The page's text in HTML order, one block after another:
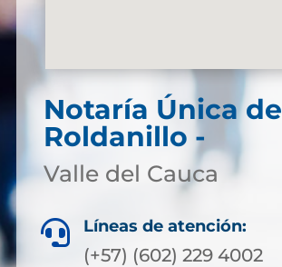
Notaría Única de
Roldanillo -
Valle del Cauca
 Líneas de atención:
(+57) (602) 229 4002